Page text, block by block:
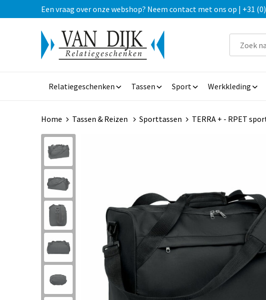
Een vraag over onze webshop? Neem contact met ons op | +31
Relatiegeschenken Tassen Sport Werkkleding
Home Tassen & Reizen Sporttassen TERRA + - RPET